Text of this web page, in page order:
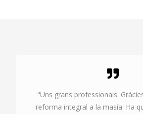
"Uns grans professionals.
reforma integral a la masía. Ha